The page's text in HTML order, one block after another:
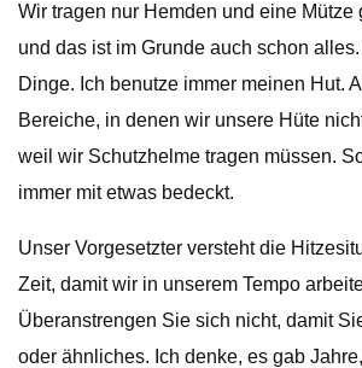
Wir tragen nur Hemden und eine Mütze
und das ist im Grunde auch schon
Dinge. Ich benutze immer meinen Hut.
Bereiche, in denen wir unsere Hüte
weil wir Schutzhelme tragen müssen.
immer mit etwas bedeckt.
Unser Vorgesetzter versteht die
Zeit, damit wir in unserem Tempo
Überanstrengen Sie sich nicht, damit
oder ähnliches. Ich denke, es gab